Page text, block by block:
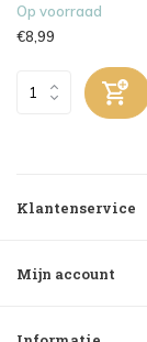
Op voorraad
€8,99
Klantenservice
Mijn account